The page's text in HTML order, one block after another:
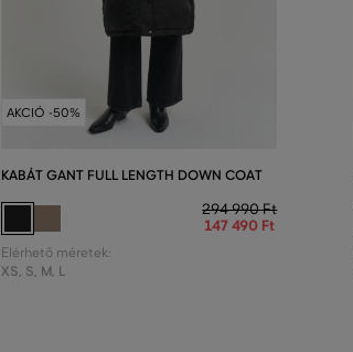
AKCIÓ -50%
KABÁT GANT FULL LENGTH DOWN COAT
294 990 Ft
147 490 Ft
Elérhető méretek:
XS, S, M, L